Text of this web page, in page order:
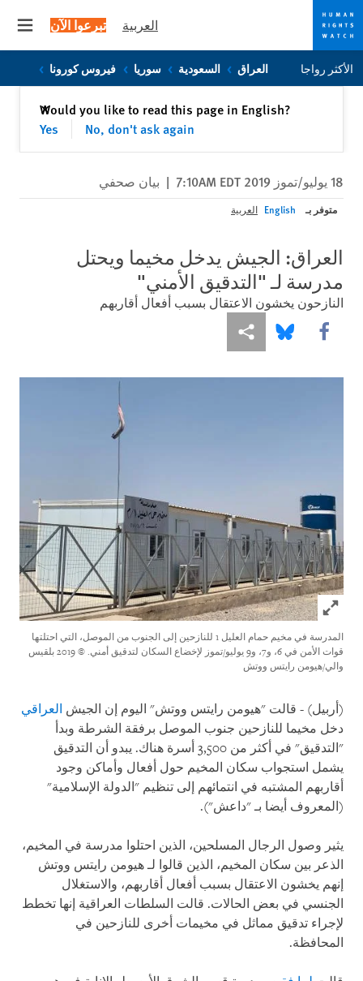
Skip
to
Skip
to
العربية تبرعوا الآن
الأكثر رواجا العراق السعودية سوريا فيروس كورونا
Would you like to read this page in English?
Yes
No, don't ask again
✕إغلاق
18 يوليو/تموز 2019 7:10AM EDT | بيان صحفي
متوفر بـ English العربية
العراق: الجيش يدخل مخيما ويحتل
مدرسة لـ "التدقيق الأمني"
النازحون يخشون الاعتقال بسبب أفعال أقاربهم
Share this via Facebook
Share this via Bluesky
Share this via مشاركة
Click to expand Image
المدرسة في مخيم حمام العليل 1 للنازحين إلى الجنوب من الموصل، التي احتلتها
قوات الأمن في 6، و7، و9 يوليو/تموز لإخضاع السكان لتدقيق أمني.
© 2019 بلقيس
والي/هيومن رايتس ووتش
(أربيل) - قالت "هيومن رايتس ووتش" اليوم إن الجيش العراقي
دخل مخيما للنازحين جنوب الموصل برفقة الشرطة وبدأ
"التدقيق" في أكثر من 3,500 أسرة هناك. يبدو أن التدقيق
يشمل استجواب سكان المخيم حول أفعال وأماكن وجود
أقاربهم المشتبه في انتمائهم إلى تنظيم "الدولة الإسلامية"
(المعروف أيضا بـ "داعش").
يثير وصول الرجال المسلحين، الذين احتلوا مدرسة في المخيم،
الذعر بين سكان المخيم، الذين قالوا لـ هيومن رايتس ووتش
إنهم يخشون الاعتقال بسبب أفعال أقاربهم، والاستغلال
الجنسي في بعض الحالات. قالت السلطات العراقية إنها تخطط
لإجراء تدقيق مماثل في مخيمات أخرى للنازحين في
المحافظة.